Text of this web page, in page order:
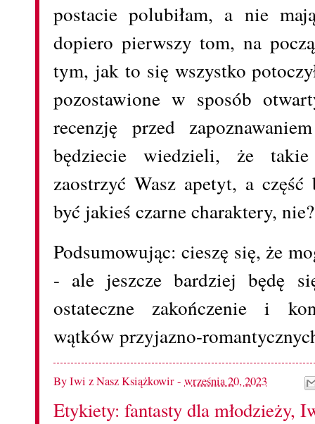
postacie polubiłam, a nie
dopiero pierwszy tom, na
tym, jak to się wszystko
pozostawione w sposób
recenzję przed
będziecie wiedzieli, że
zaostrzyć Wasz apetyt, a
być jakieś czarne charaktery, nie?
Podsumowując: cieszę się, że
- ale jeszcze bardziej będę
ostateczne zakończenie i
wątków przyjazno-
ByIwi z Nasz Książkowir- września 20, 2023
Etykiety: fantasty dla młodzieży,